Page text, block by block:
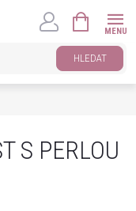
HLEDAT
KOŠÍK
S PERLOU